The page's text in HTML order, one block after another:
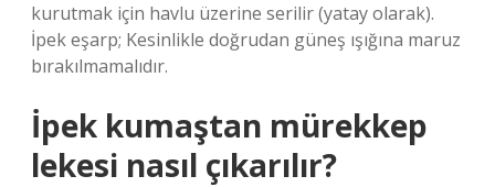
kurutmak için havlu üzerine serilir (yatay olarak).
İpek eşarp; Kesinlikle doğrudan güneş ışığına maruz
bırakılmamalıdır.
İpek kumaştan mürekkep
lekesi nasıl çıkarılır?